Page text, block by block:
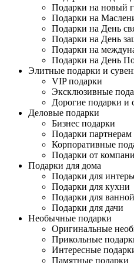
Подарки на новый
Подарки на
Подарки на День
Подарки на День
Подарки на
Подарки на День
Элитные подарки и
VIP подарки
Эксклюзивные
Дорогие подарки и
Деловые подарки
Бизнес подарки
Подарки партнерам
Корпоративные
Подарки от
Подарки для дома
Подарки для
Подарки для кухни
Подарки для ванной
Подарки для дачи
Необычные подарки
Оригинальные
Прикольные
Интересные
Памятные подарки